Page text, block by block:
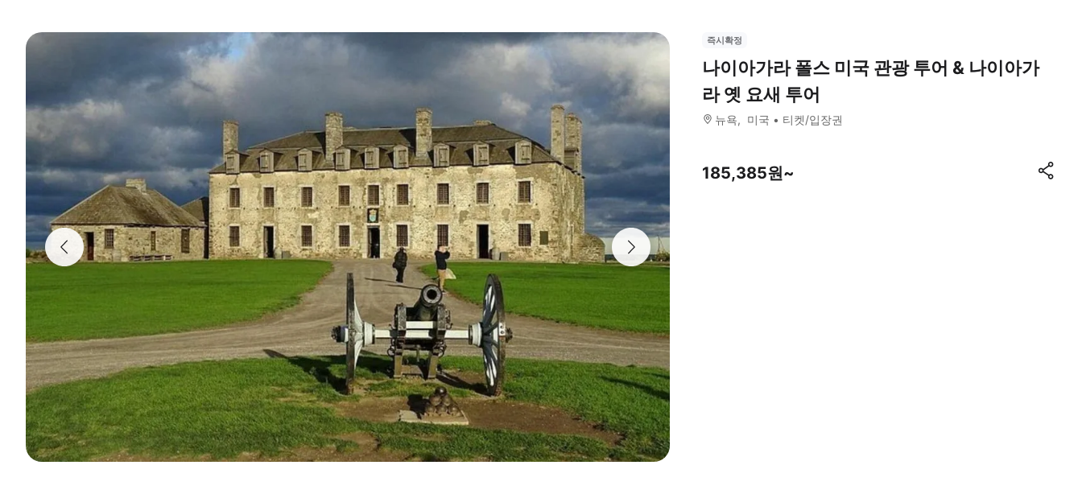
즉시확정
나이아가라 폴스 미국 관광 투어 & 나이아가
라 옛 요새 투어
뉴욕 미국 티켓/입장권
185,385원~